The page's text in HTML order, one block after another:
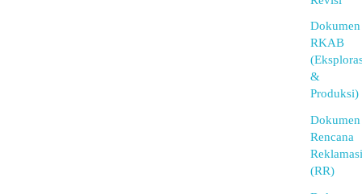
Dokumen
RKAB
&
Produksi)
Dokumen
Rencana
Reklamasi
(RR)